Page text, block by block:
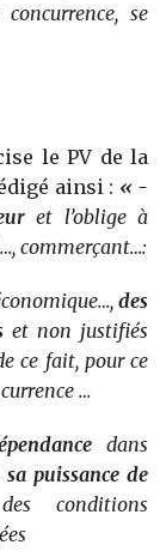
se
le PV de la
ainsi : « -
et l’oblige à
commerçant…:
des
et non justifiés
ce fait, pour ce
…
dans
sa puissance de
conditions